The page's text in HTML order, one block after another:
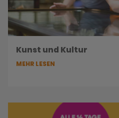
Kunst und Kultur
MEHR LESEN